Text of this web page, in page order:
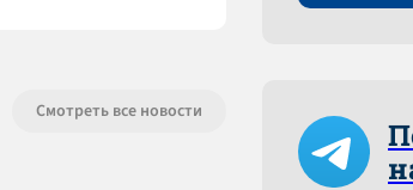
Смотреть все новости